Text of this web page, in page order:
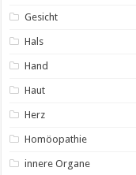
Gesicht
Hals
Hand
Haut
Herz
Homöopathie
innere Organe